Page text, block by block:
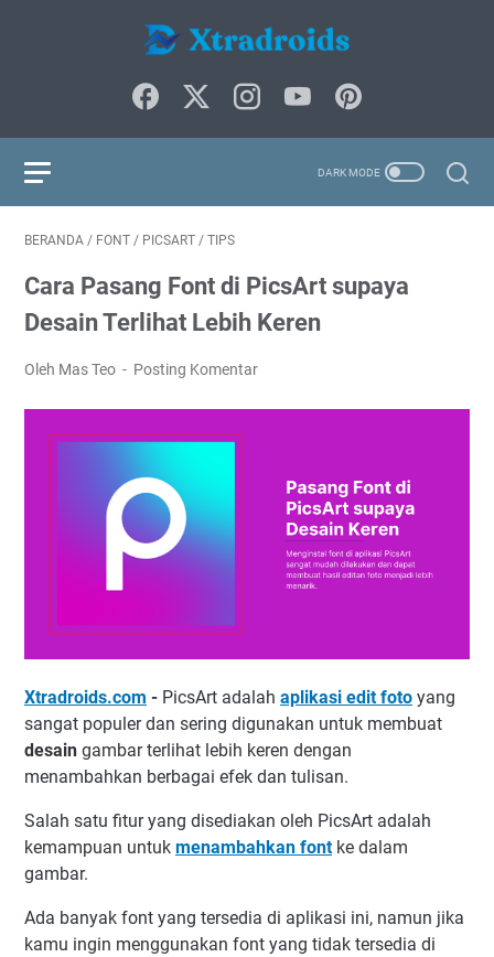
BERANDA / FONT / PICSART / TIPS
Cara Pasang Font di PicsArt supaya
Desain Terlihat Lebih Keren
Oleh Mas Teo Posting Komentar
Xtradroids.com - PicsArt adalah aplikasi edit foto yang
sangat populer dan sering digunakan untuk membuat
desain gambar terlihat lebih keren dengan
menambahkan berbagai efek dan tulisan.
Salah satu fitur yang disediakan oleh PicsArt adalah
kemampuan untuk menambahkan fontke dalam
gambar.
Ada banyak font yang tersedia di aplikasi ini, namun jika
kamu ingin menggunakan font yang tidak tersedia di